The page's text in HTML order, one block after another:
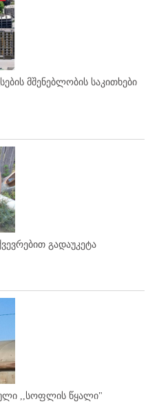
მშენებლობის საკითხები
გადაუკეტა
,,სოფლის წყალი"